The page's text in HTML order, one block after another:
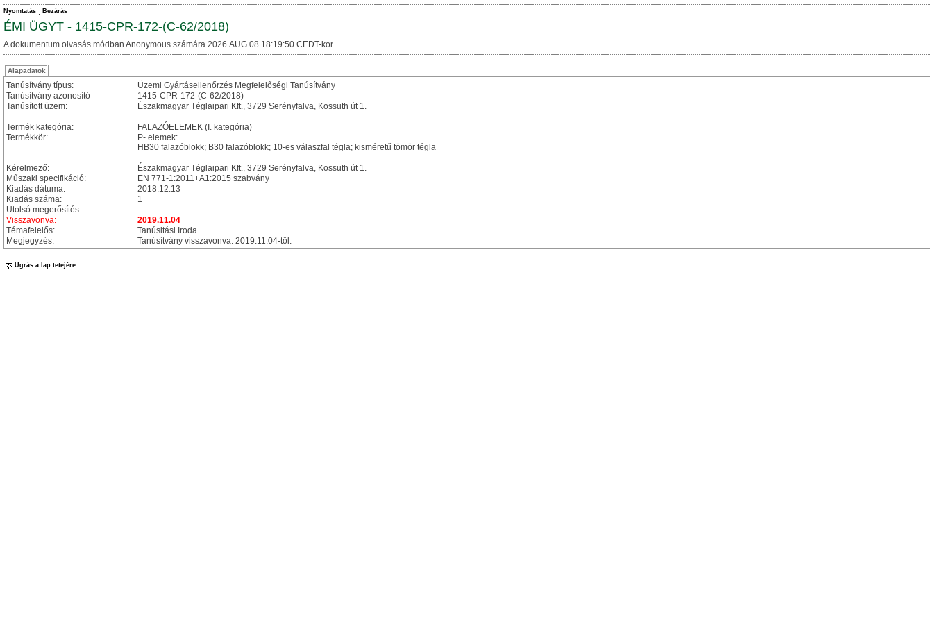
Nyomtatás Bezárás
ÉMI ÜGYT - 1415-CPR-172-(C-62/2018)
A dokumentum olvasás módban Anonymous számára 2026.AUG.08 18:19:50 CEDT-kor
Alapadatok
Tanúsítvány típus:
Üzemi Gyártásellenőrzés Megfelelőségi Tanúsítvány
Tanúsítvány azonosító
1415-CPR-172-(C-62/2018)
Tanúsított üzem:
Északmagyar Téglaipari Kft., 3729 Serényfalva, Kossuth út 1.
Termék kategória:
FALAZÓELEMEK (I. kategória)
Termékkör:
P- elemek:
HB30 falazóblokk; B30 falazóblokk; 10-es válaszfal tégla; kisméretű tömör tégla
Kérelmező:
Északmagyar Téglaipari Kft., 3729 Serényfalva, Kossuth út 1.
Műszaki specifikáció:
EN 771-1:2011+A1:2015 szabvány
Kiadás dátuma:
2018.12.13
Kiadás száma:
1
Utolsó megerősítés:
Visszavonva:
2019.11.04
Témafelelős:
Tanúsitási Iroda
Megjegyzés:
Tanúsítvány visszavonva: 2019.11.04-től.
Ugrás a lap tetejére